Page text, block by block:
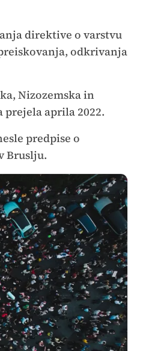
direktive o varstvu
odkrivanja
Nizozemska in
aprila 2022.
predpise o
Bruslju.